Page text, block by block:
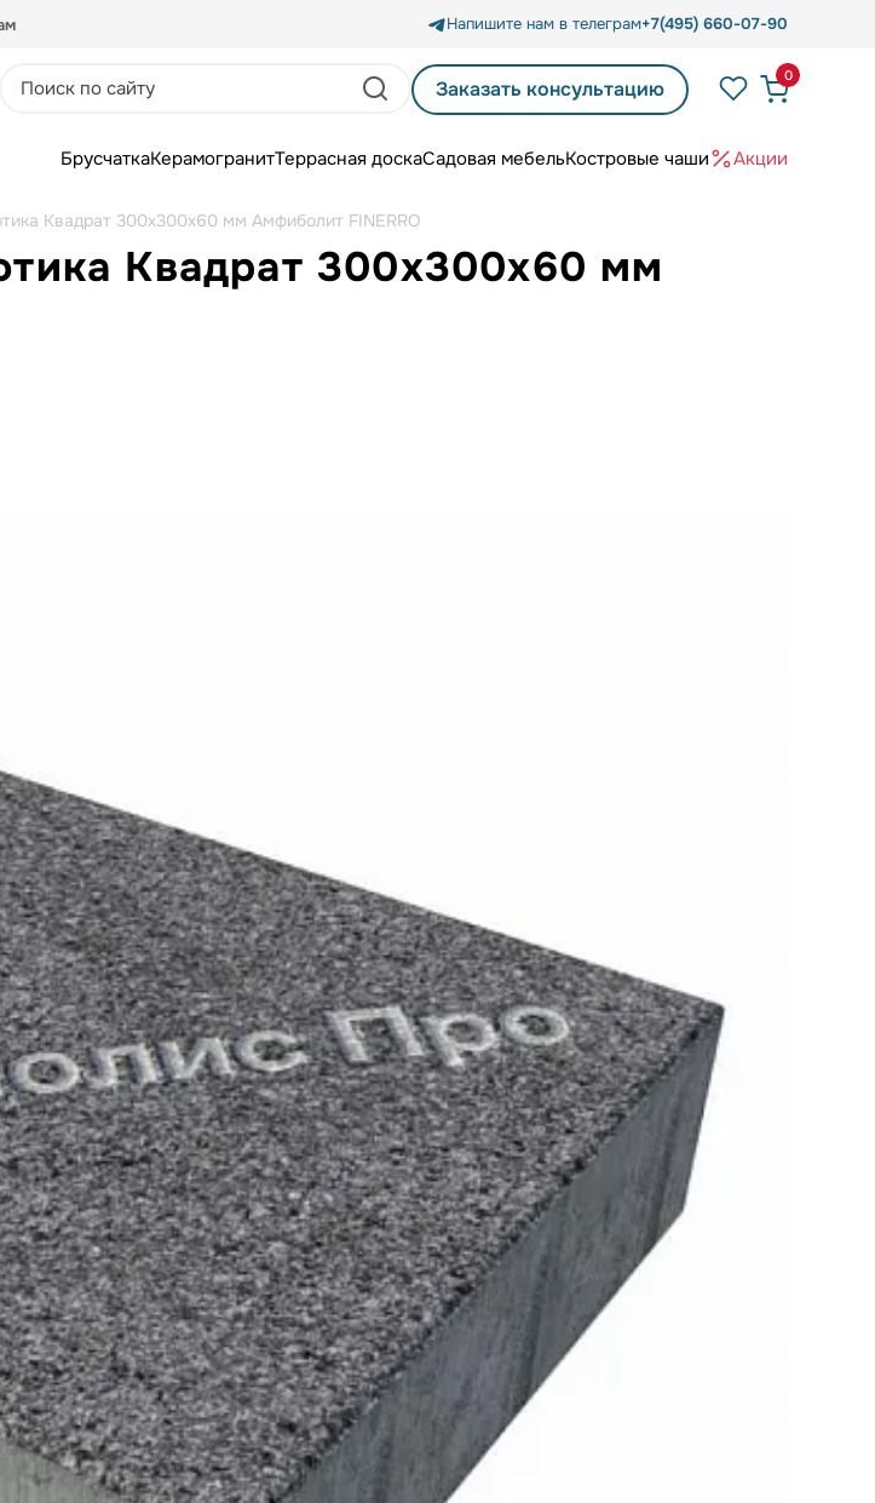
Напишите нам в телеграм+7(495) 660-07-90
Заказать консультацию
0
БрусчаткаКерамогранитТеррасная доскаСадовая мебельКостровые чаши Акции
Квадрат 300х300х60 мм Амфиболит FINERRO
Квадрат 300х300х60 мм